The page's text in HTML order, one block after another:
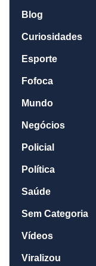
Blog
Curiosidades
Esporte
Fofoca
Mundo
Negócios
Policial
Política
Saúde
Sem Categoria
Vídeos
Viralizou